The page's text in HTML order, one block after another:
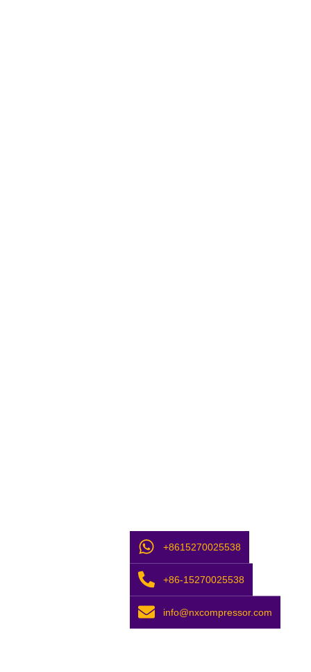
+8615270025538
+86-15270025538
info@nxcompressor.com